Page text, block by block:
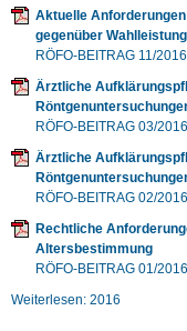
Aktuelle
gegenüber
RÖFO-BEITRAG 11/2016
Ärztliche
RÖFO-BEITRAG 03/2016
Ärztliche
RÖFO-BEITRAG 02/2016
Rechtliche
Altersbestimmung
RÖFO-BEITRAG 01/2016
Weiterlesen: 2016